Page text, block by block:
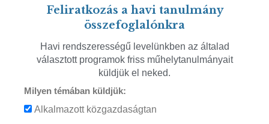
Feliratkozás a havi tanulmány
összefoglalónkra
Havi rendszerességű levelünkben az általad
választott programok friss műhelytanulmányait
küldjük el neked.
Milyen témában küldjük:
Alkalmazott közgazdaságtan